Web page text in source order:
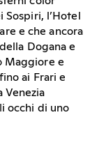
l’Hotel
e che ancora
Dogana e
Maggiore e
ai Frari e
Venezia
occhi di uno